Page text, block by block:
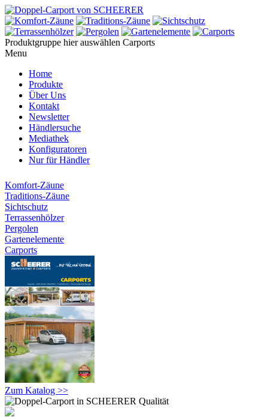
Produktgruppe hier auswählen Carports
Menu
Home
Produkte
Über Uns
Kontakt
Newsletter
Händlersuche
Mediathek
Konfiguratoren
Nur für Händler
Komfort-Zäune
Traditions-Zäune
Sichtschutz
Terrassenhölzer
Pergolen
Gartenelemente
Carports
Zum Katalog >>